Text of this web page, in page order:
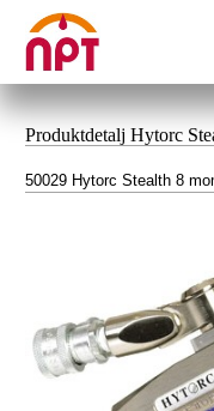
Produktdetalj Hytorc
50029 Hytorc Stealth 8